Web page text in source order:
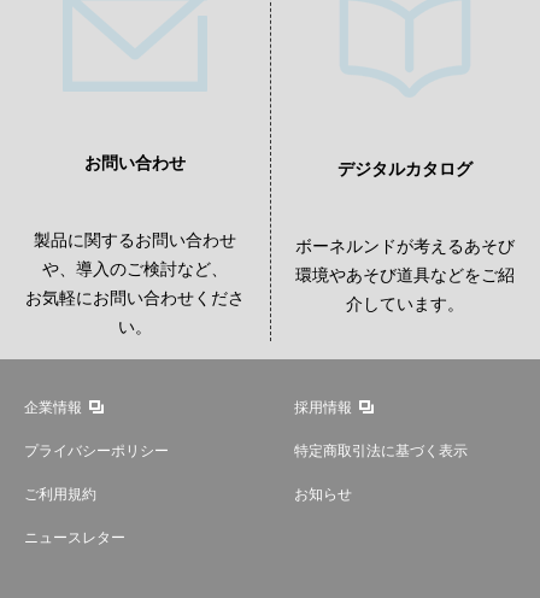
お問い合わせ
製品に関するお問い合わせ
や、導入のご検討など、
お気軽にお問い合わせくださ
い。
デジタルカタログ
ボーネルンドが考えるあそび
環境やあそび道具などをご紹
介しています。
企業情報 採用情報
プライバシーポリシー 特定商取引法に基づく表示
ご利用規約 お知らせ
ニュースレター